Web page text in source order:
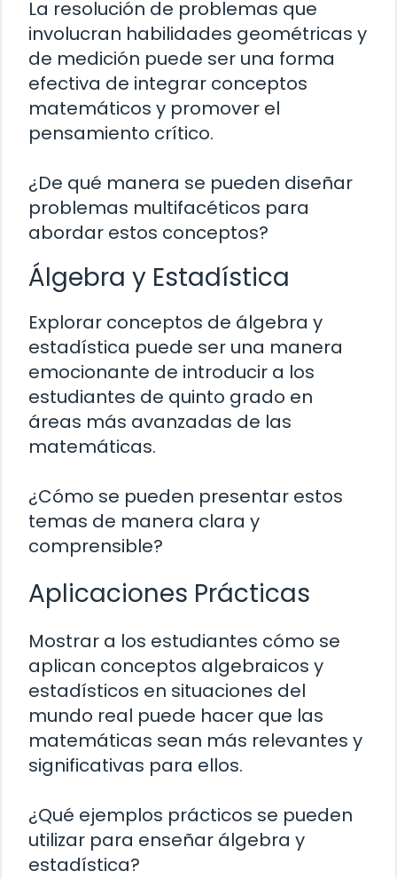
La resolución de problemas que
involucran habilidades geométricas y
de medición puede ser una forma
efectiva de integrar conceptos
matemáticos y promover el
pensamiento crítico.
¿De qué manera se pueden diseñar
problemas multifacéticos para
abordar estos conceptos?
Álgebra y Estadística
Explorar conceptos de álgebra y
estadística puede ser una manera
emocionante de introducir a los
estudiantes de quinto grado en
áreas más avanzadas de las
matemáticas.
¿Cómo se pueden presentar estos
temas de manera clara y
comprensible?
Aplicaciones Prácticas
Mostrar a los estudiantes cómo se
aplican conceptos algebraicos y
estadísticos en situaciones del
mundo real puede hacer que las
matemáticas sean más relevantes y
significativas para ellos.
¿Qué ejemplos prácticos se pueden
utilizar para enseñar álgebra y
estadística?